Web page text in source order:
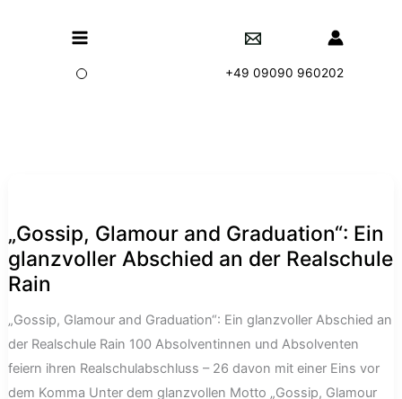
Main
Menu
+49 09090 960202
„Gossip, Glamour and Graduation“: Ein
glanzvoller Abschied an der Realschule
Rain
„Gossip, Glamour and Graduation“: Ein glanzvoller Abschied an
der Realschule Rain 100 Absolventinnen und Absolventen
feiern ihren Realschulabschluss – 26 davon mit einer Eins vor
dem Komma Unter dem glanzvollen Motto „Gossip, Glamour